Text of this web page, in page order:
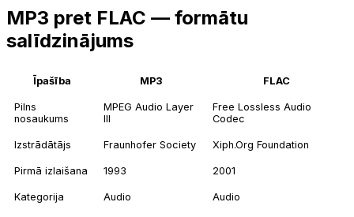
MP3 pret FLAC — formātu
salīdzinājums
Īpašība MP3 FLAC
Pilns
nosaukums
MPEG Audio Layer
III
Free Lossless Audio
Codec
Izstrādātājs Fraunhofer Society Xiph.Org Foundation
Pirmā izlaišana 1993 2001
Kategorija Audio Audio